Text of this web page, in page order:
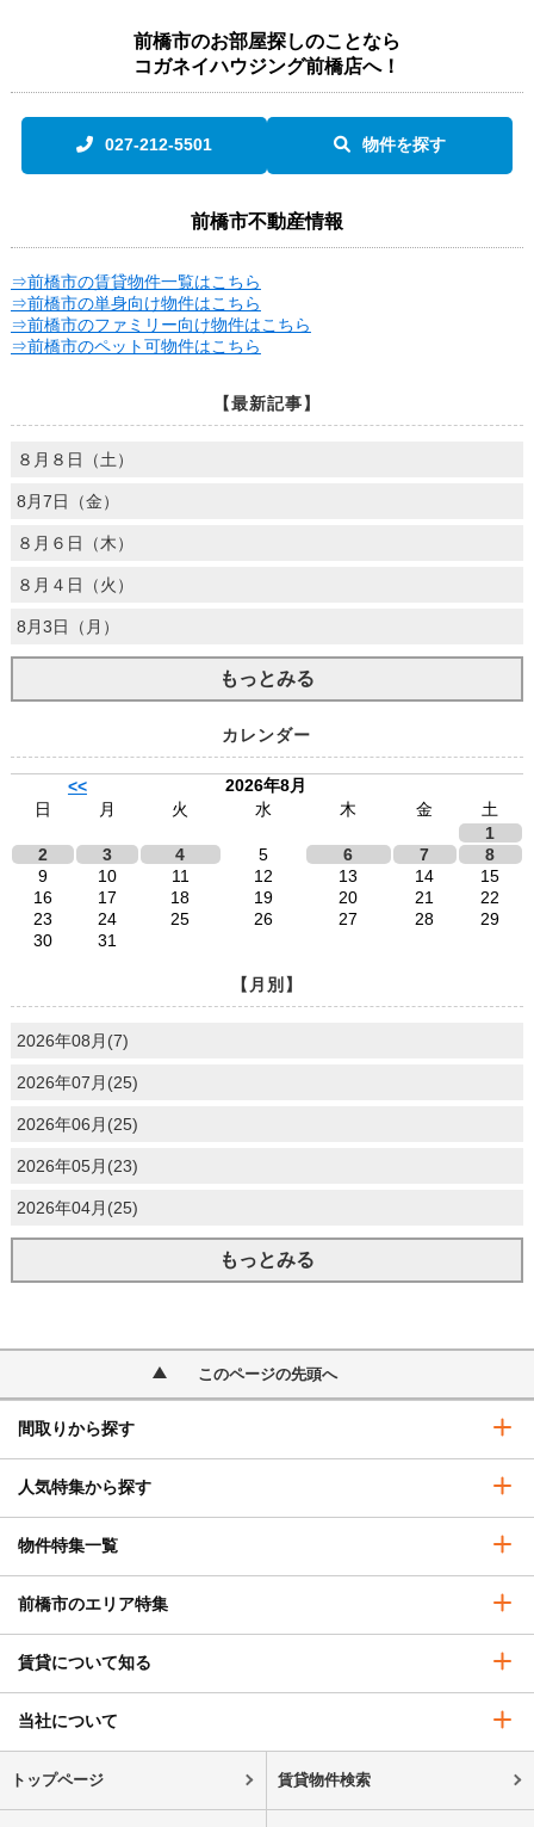
前橋市のお部屋探しのことなら
コガネイハウジング前橋店へ！
027-212-5501 物件を探す
前橋市不動産情報
⇒前橋市の賃貸物件一覧はこちら
⇒前橋市の単身向け物件はこちら
⇒前橋市のファミリー向け物件はこちら
⇒前橋市のペット可物件はこちら
【最新記事】
８月８日（土）
8月7日（金）
８月６日（木）
８月４日（火）
8月3日（月）
もっとみる
カレンダー
<<
2026年8月
日
月 火 水 木 金
土
1
2
3 4 5 6 7
8
9
10 11 12 13 14
15
16
17 18 19 20 21
22
23
24 25 26 27 28
29
30
31
【月別】
2026年08月(7)
2026年07月(25)
2026年06月(25)
2026年05月(23)
2026年04月(25)
もっとみる
このページの先頭へ
間取りから探す
人気特集から探す
物件特集一覧
前橋市のエリア特集
賃貸について知る
当社について
トップページ 賃貸物件検索